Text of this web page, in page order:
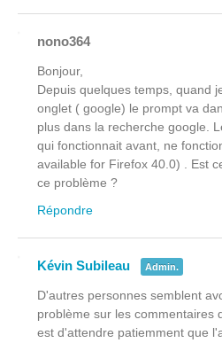
nono364
Bonjour,
Depuis quelques temps, quand
onglet ( google) le prompt va
plus dans la recherche google.
qui fonctionnait avant, ne
available for Firefox 40.0) . Est
ce problème ?
Répondre
Kévin Subileau Admin.
D'autres personnes semblent
problème sur les commentaires
est d'attendre patiemment que